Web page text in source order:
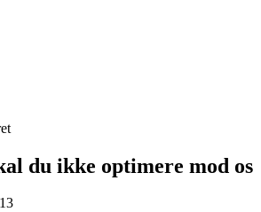
du ikke optimere mod os